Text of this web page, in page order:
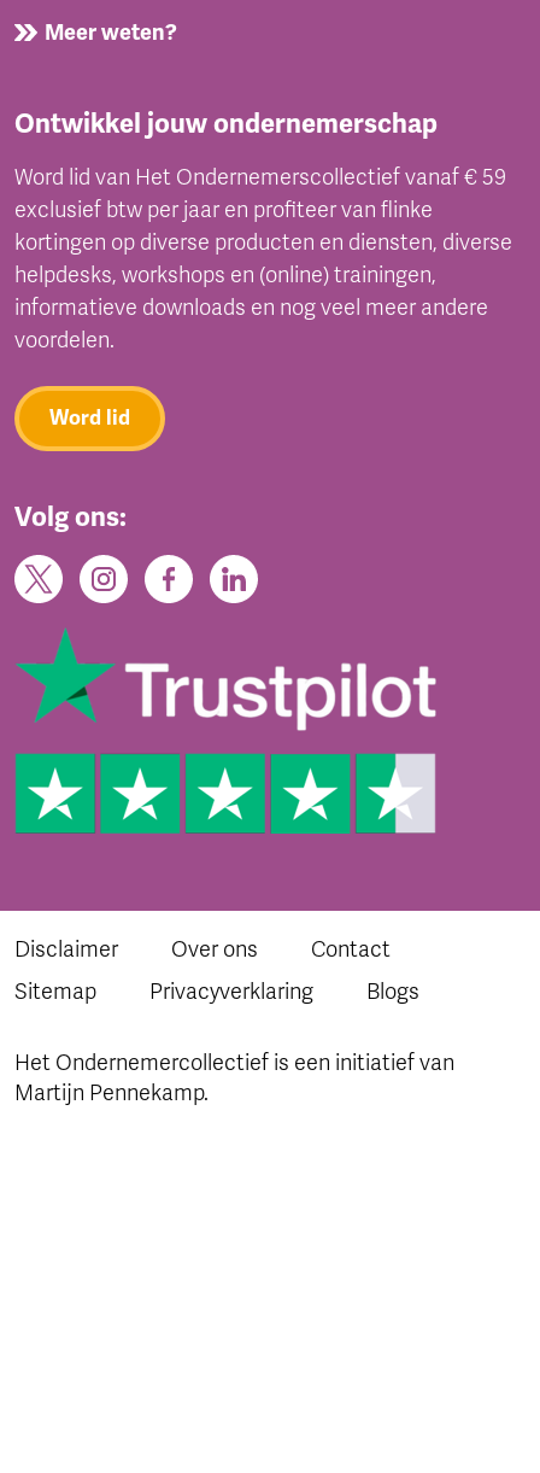
Meer weten?
Ontwikkel jouw ondernemerschap
Word lid van Het Ondernemerscollectief vanaf € 59
exclusief btw per jaar en profiteer van flinke
kortingen op diverse producten en diensten, diverse
helpdesks, workshops en (online) trainingen,
informatieve downloads en nog veel meer andere
voordelen.
Word lid
Volg ons:
Disclaimer Over ons
Contact
Sitemap
Privacyverklaring Blogs
Het Ondernemercollectief is een initiatief van
Martijn Pennekamp.